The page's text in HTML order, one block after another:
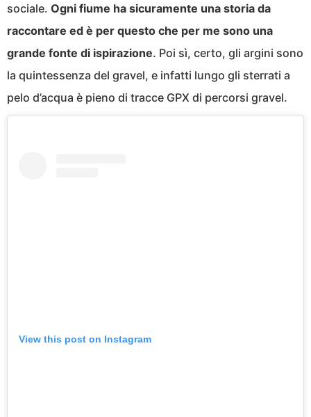
sociale. Ogni fiume ha sicuramente una storia da
raccontare ed è per questo che per me sono una
grande fonte di ispirazione. Poi sì, certo, gli argini sono
la quintessenza del gravel, e infatti lungo gli sterrati a
pelo d’acqua è pieno di tracce GPX di percorsi gravel.
View this post on Instagram